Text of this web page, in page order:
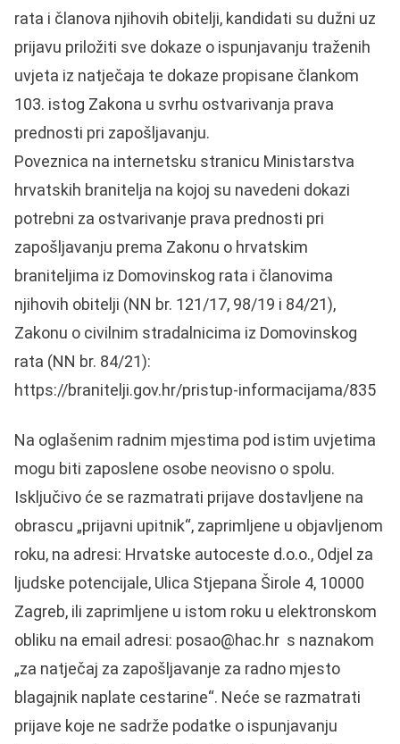
rata i članova njihovih obitelji, kandidati su dužni uz
prijavu priložiti sve dokaze o ispunjavanju traženih
uvjeta iz natječaja te dokaze propisane člankom
103. istog Zakona u svrhu ostvarivanja prava
prednosti pri zapošljavanju.
Poveznica na internetsku stranicu Ministarstva
hrvatskih branitelja na kojoj su navedeni dokazi
potrebni za ostvarivanje prava prednosti pri
zapošljavanju prema Zakonu o hrvatskim
braniteljima iz Domovinskog rata i članovima
njihovih obitelji (NN br. 121/17, 98/19 i 84/21),
Zakonu o civilnim stradalnicima iz Domovinskog
rata (NN br. 84/21):
https://branitelji.gov.hr/pristup-informacijama/835
Na oglašenim radnim mjestima pod istim uvjetima
mogu biti zaposlene osobe neovisno o spolu.
Isključivo će se razmatrati prijave dostavljene na
obrascu „prijavni upitnik“, zaprimljene u objavljenom
roku, na adresi: Hrvatske autoceste d.o.o., Odjel za
ljudske potencijale, Ulica Stjepana Širole 4, 10000
Zagreb, ili zaprimljene u istom roku u elektronskom
obliku na email adresi: posao@hac.hr s naznakom
„za natječaj za zapošljavanje za radno mjesto
blagajnik naplate cestarine“. Neće se razmatrati
prijave koje ne sadrže podatke o ispunjavanju